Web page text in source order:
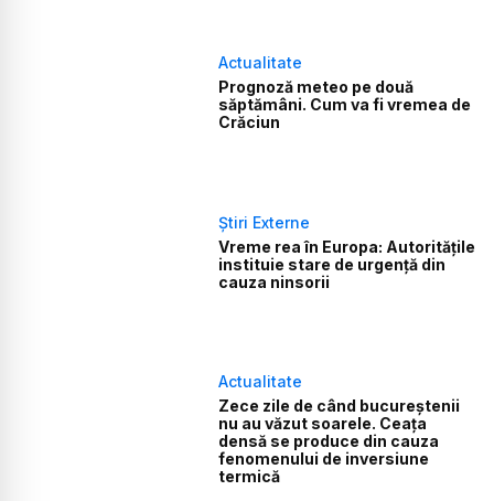
Actualitate
Prognoză meteo pe două
săptămâni. Cum va fi vremea de
Crăciun
Știri Externe
Vreme rea în Europa: Autoritățile
instituie stare de urgență din
cauza ninsorii
Actualitate
Zece zile de când bucureștenii
nu au văzut soarele. Ceața
densă se produce din cauza
fenomenului de inversiune
termică